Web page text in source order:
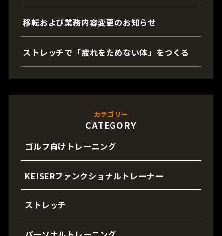
移転および業務内容変更のお知らせ
ストレッチで「疲れをためない体」をつくる
カテゴリー
CATEGORY
ゴルフ向けトレーニング
KEISERファンクショナルトレーナー
ストレッチ